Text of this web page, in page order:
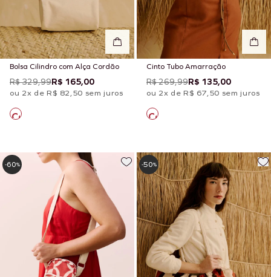
Bolsa Cilindro com Alça Cordão
R$ 329,99R$ 165,00
ou 2x de R$ 82,50 sem juros
Cinto Tubo Amarração
R$ 269,99R$ 135,00
ou 2x de R$ 67,50 sem juros
-60% -50%